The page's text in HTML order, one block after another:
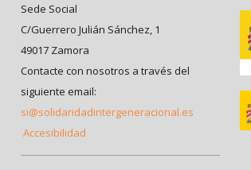
Sede Social
C/Guerrero Julián Sánchez, 1
49017 Zamora
Contacte con nosotros a través del
siguiente email:
si@solidaridadintergeneracional.es
Accesibilidad